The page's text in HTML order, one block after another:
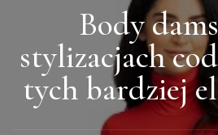
Body
stylizacjach
tych bardziej